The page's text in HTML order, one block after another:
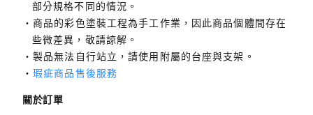
部分規格不同的情況。
商品的彩色塗裝工程為手工作業，因此商品個體間存在
些微差異，敬請諒解。
製品無法自行站立，請使用附屬的台座與支架。
瑕疵商品售後服務
關於訂單